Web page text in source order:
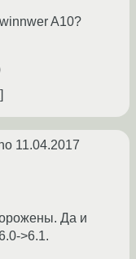
A10?
11.04.2017
Да и
>6.1.